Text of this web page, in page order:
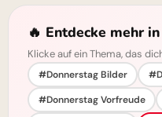
🔥 Entdecke mehr
Klicke auf ein Thema, das
#Donnerstag Bilder
#Donnerstag Vorfreude